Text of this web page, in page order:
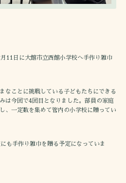
11日に大館市立西館小学校へ手作り雑巾
なことに挑戦している子どもたちにできる
は今回で4回目となりました。部員の家庭
、一定数を集めて管内の小学校に贈ってい
も手作り雑巾を贈る予定になっていま